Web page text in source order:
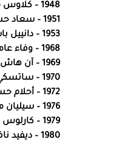
1948 – كلاوس ماينه، مغني ألماني في فرقة سكوربينز.
1951 – سعاد حسين، ممثلة وإعلامية كويتية.
1953 – دانييل باساريلا، لاعب كرة قدم أرجنتيني.
1968 – وفاء عامر، ممثلة مصرية.
1969 – آن هاش، ممثلة أمريكية.
1970 – ساتسكي يوكينو، ممثلة أداء صوتي يابانية.
1972 – أحلام حسن، ممثلة كويتية.
1976 – سيليان مورفي، ممثل أيرلندي.
1979 – كارلوس بوكانيغرا، لاعب كرة قدم أمريكي.
1980 – ديفيد نافارو، لاعب كرة قدم إسباني.